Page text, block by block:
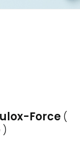
Force (
)